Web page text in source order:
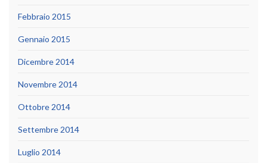
Febbraio 2015
Gennaio 2015
Dicembre 2014
Novembre 2014
Ottobre 2014
Settembre 2014
Luglio 2014